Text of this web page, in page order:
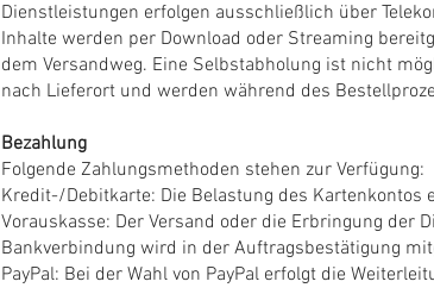
Dienstleistungen erfolgen ausschließlich über
Inhalte werden per Download oder Streaming
dem Versandweg. Eine Selbstabholung ist nicht
nach Lieferort und werden während des
Bezahlung
Folgende Zahlungsmethoden stehen zur Verfügung:
Kredit-/Debitkarte: Die Belastung des
Vorauskasse: Der Versand oder die Erbringung der
Bankverbindung wird in der Auftragsbestätigung
PayPal: Bei der Wahl von PayPal erfolgt die